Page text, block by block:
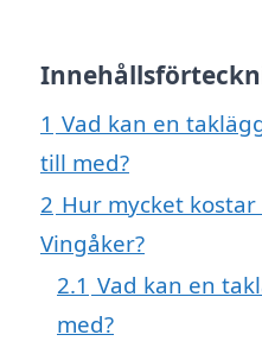
1 Vad kan en
till med?
2 Hur mycket
Vingåker?
2.1 Vad kan en
med?